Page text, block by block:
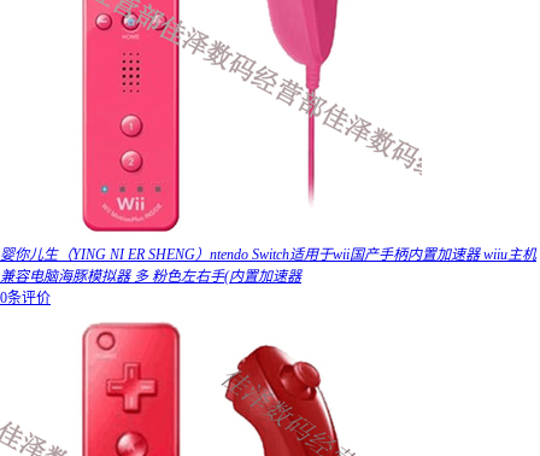
婴你儿生（YING NI ER SHENG）ntendo Switch适用于wii国产手柄内置加速器 wiiu主机
兼容电脑海豚模拟器 多 粉色左右手(内置加速器
0条评价